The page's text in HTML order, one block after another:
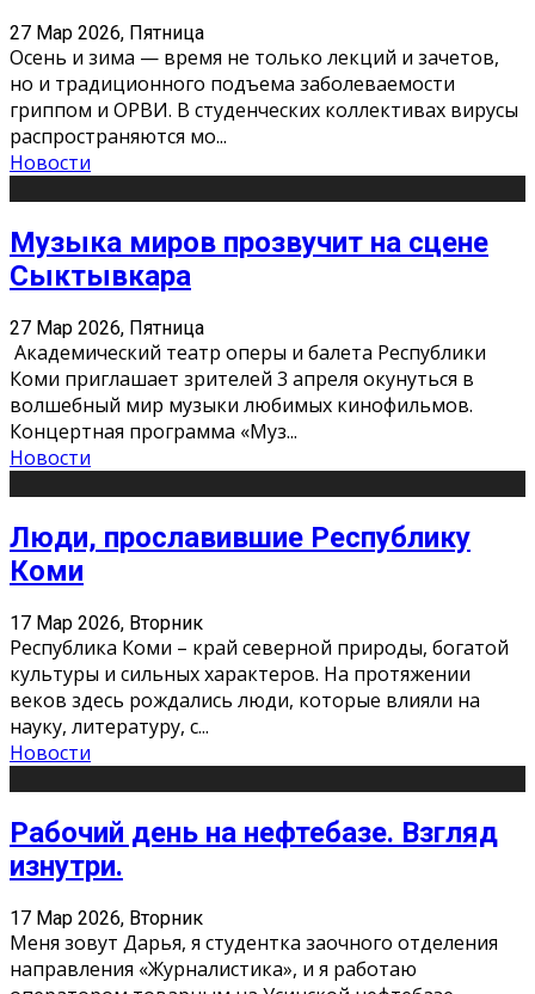
27 Мар 2026, Пятница
Осень и зима — время не только лекций и зачетов,
но и традиционного подъема заболеваемости
гриппом и ОРВИ. В студенческих коллективах вирусы
распространяются мо...
Новости
Музыка миров прозвучит на сцене
Сыктывкара
27 Мар 2026, Пятница
Академический театр оперы и балета Республики
Коми приглашает зрителей 3 апреля окунуться в
волшебный мир музыки любимых кинофильмов.
Концертная программа «Муз...
Новости
Люди, прославившие Республику
Коми
17 Мар 2026, Вторник
Республика Коми – край северной природы, богатой
культуры и сильных характеров. На протяжении
веков здесь рождались люди, которые влияли на
науку, литературу, с...
Новости
Рабочий день на нефтебазе. Взгляд
изнутри.
17 Мар 2026, Вторник
Меня зовут Дарья, я студентка заочного отделения
направления «Журналистика», и я работаю